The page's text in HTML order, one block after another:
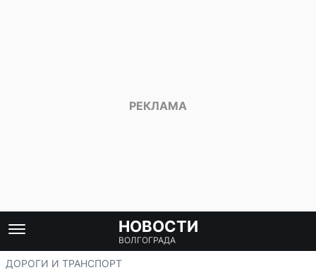
НОВОСТИ
ВОЛГОГРАДА
ДОРОГИ И ТРАНСПОРТ